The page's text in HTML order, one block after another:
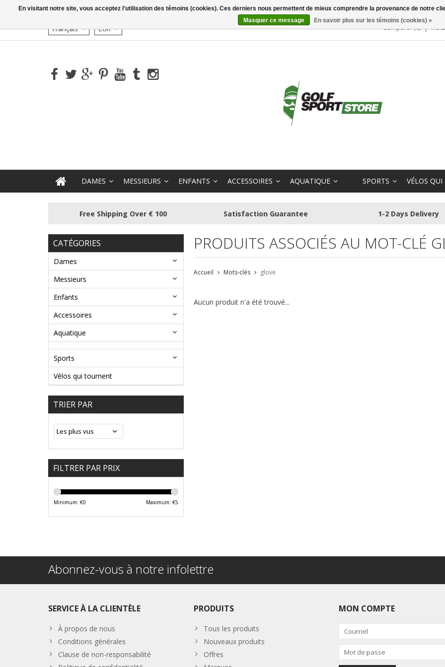
Français EUR Comparer (0) Ma
DAMES MESSIEURS ENFANTS ACCESSOIRES AQUATIQUE SPORTS VÉLOS
Free Shipping Over € 100 Satisfaction Guarantee 1-2 Days Delivery
CATÉGORIES
Dames
Messieurs
Enfants
Accessoires
Aquatique
Sports
Vélos qui tournent
TRIER PAR
FILTRER PAR PRIX
Minimum: €0 Maximum: €5
PRODUITS ASSOCIÉS AU MOT-CLÉ
Accueil Mots-clés glove
Aucun produit n'a été trouvé...
Abonnez-vous à notre infolettre
SERVICE À LA CLIENTÈLE
À propos de nous
Conditions générales
Clause de non-responsabilité
PRODUITS
Tous les produits
Nouveaux produits
Offres
MON COMPTE
En visitant notre site, vous acceptez l'utilisation des témoins (cookies). Ces derniers nous permettent de mieux comprendre la provenance de notre
Masquer ce message
En savoir plus sur les témoins (cookies) »